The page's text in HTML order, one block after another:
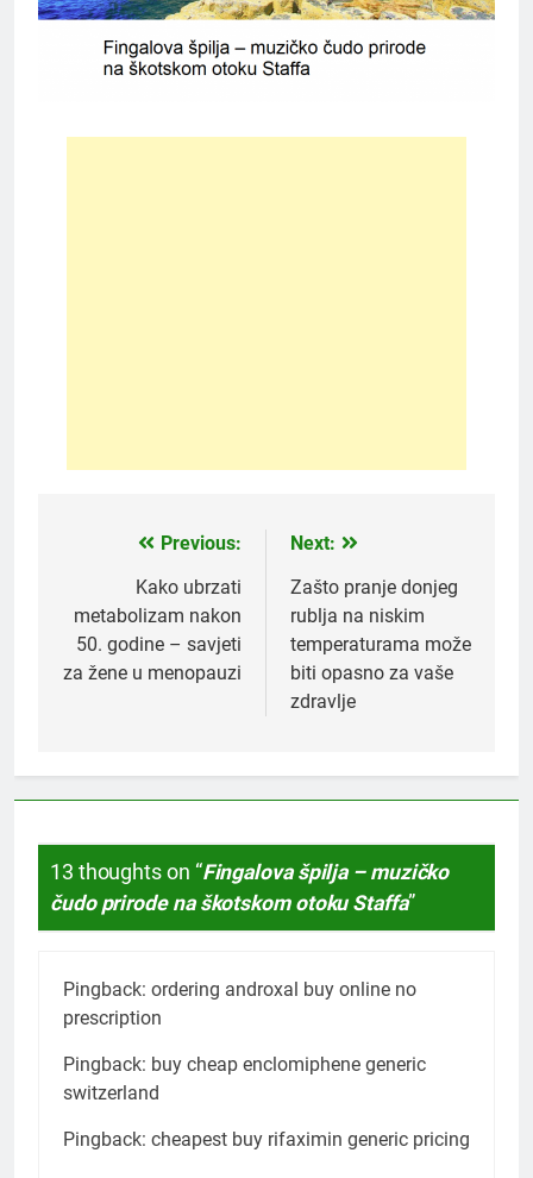
navigation
Previous:
Kako ubrzati
metabolizam nakon
50. godine – savjeti
za žene u menopauzi
Next:
Zašto pranje donjeg
rublja na niskim
temperaturama može
biti opasno za vaše
zdravlje
13 thoughts on “Fingalova špilja – muzičko
čudo prirode na škotskom otoku Staffa”
Pingback: ordering androxal buy online no
prescription
Pingback: buy cheap enclomiphene generic
switzerland
Pingback: cheapest buy rifaximin generic pricing